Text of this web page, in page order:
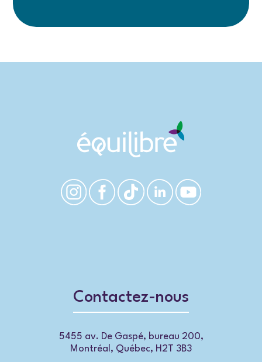
Contactez-nous
5455 av. De Gaspé, bureau 200,
Montréal, Québec, H2T 3B3